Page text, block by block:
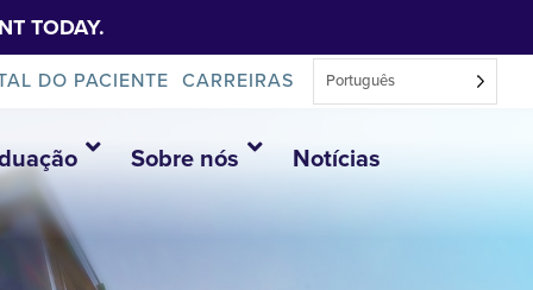
TODAY.
DO PACIENTE CARREIRAS Português
Sobre nós Notícias